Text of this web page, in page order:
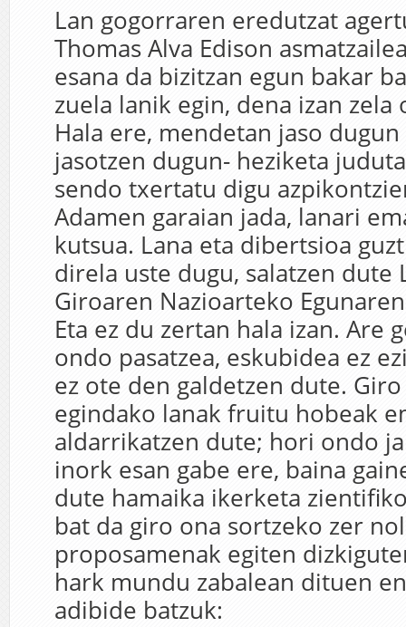
Lan gogorraren eredutzat
Thomas Alva Edison
esana da bizitzan egun bakar
zuela lanik egin, dena izan zela
Hala ere, mendetan jaso
jasotzen dugun- heziketa
sendo txertatu digu
Adamen garaian jada, lanari
kutsua. Lana eta dibertsioa
direla uste dugu, salatzen dute
Giroaren Nazioarteko
Eta ez du zertan hala izan. Are
ondo pasatzea, eskubidea ez
ez ote den galdetzen dute.
egindako lanak fruitu hobeak
aldarrikatzen dute; hori ondo
inork esan gabe ere, baina
dute hamaika ikerketa
bat da giro ona sortzeko zer
proposamenak egiten
hark mundu zabalean dituen
adibide batzuk: